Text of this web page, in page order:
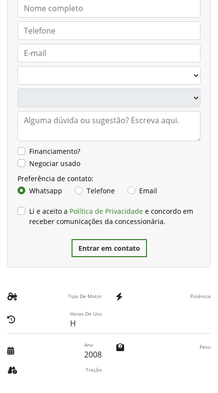
Financiamento?
Negociar usado
Preferência de contato:
Whatsapp
Telefone Email
Li e aceito a Política de Privacidade e concordo em
receber comunicações da concessionária.
Entrar em contato
Tipo De Motor Potência
Horas De Uso
H
Ano
2008
Peso
Tração